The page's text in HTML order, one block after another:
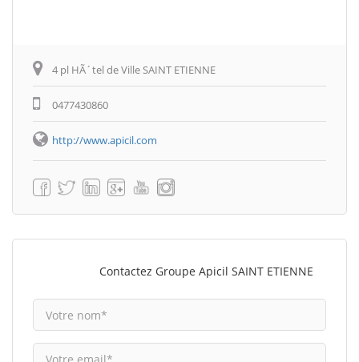
4 pl HÃ´tel de Ville SAINT ETIENNE
0477430860
http://www.apicil.com
Contactez Groupe Apicil SAINT ETIENNE